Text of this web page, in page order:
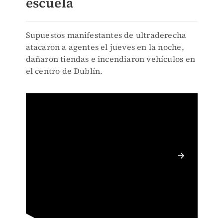
Supuestos manifestantes de ultraderecha
atacaron a agentes el jueves en la noche,
dañaron tiendas e incendiaron vehículos en
el centro de Dublín.